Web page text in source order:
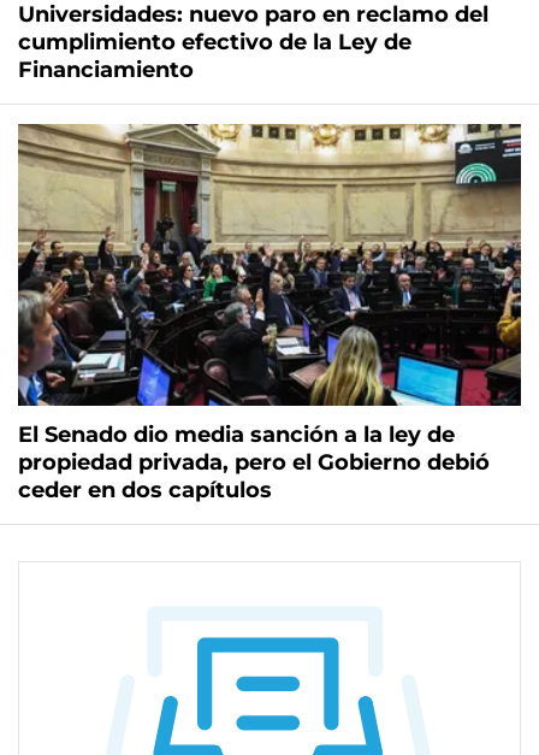
Universidades: nuevo paro en reclamo del
cumplimiento efectivo de la Ley de
Financiamiento
El Senado dio media sanción a la ley de
propiedad privada, pero el Gobierno debió
ceder en dos capítulos